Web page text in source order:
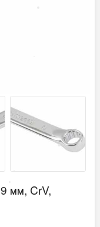
9 мм, CrV,